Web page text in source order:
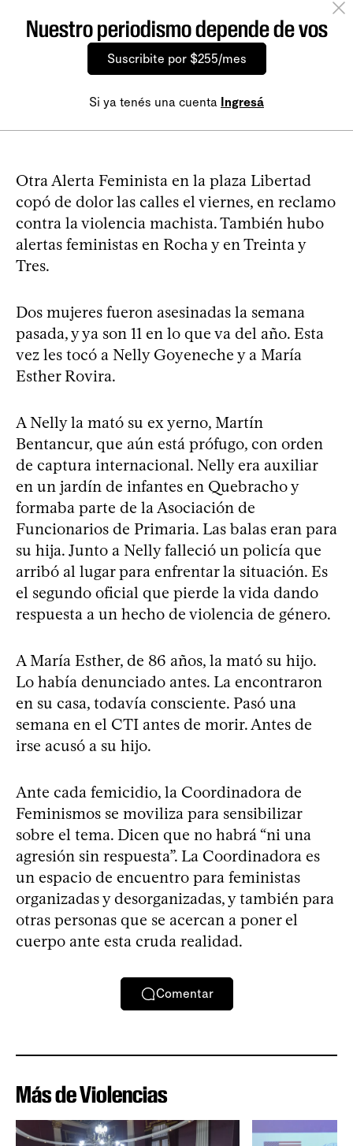
Nuestro periodismo depende de vos
Suscribite por $255/mes
Si ya tenés una cuenta Ingresá
Otra Alerta Feminista en la plaza Libertad
copó de dolor las calles el viernes, en reclamo
contra la violencia machista. También hubo
alertas feministas en Rocha y en Treinta y
Tres.
Dos mujeres fueron asesinadas la semana
pasada, y ya son 11 en lo que va del año. Esta
vez les tocó a Nelly Goyeneche y a María
Esther Rovira.
A Nelly la mató su ex yerno, Martín
Bentancur, que aún está prófugo, con orden
de captura internacional. Nelly era auxiliar
en un jardín de infantes en Quebracho y
formaba parte de la Asociación de
Funcionarios de Primaria. Las balas eran para
su hija. Junto a Nelly falleció un policía que
arribó al lugar para enfrentar la situación. Es
el segundo oficial que pierde la vida dando
respuesta a un hecho de violencia de género.
A María Esther, de 86 años, la mató su hijo.
Lo había denunciado antes. La encontraron
en su casa, todavía consciente. Pasó una
semana en el CTI antes de morir. Antes de
irse acusó a su hijo.
Ante cada femicidio, la Coordinadora de
Feminismos se moviliza para sensibilizar
sobre el tema. Dicen que no habrá “ni una
agresión sin respuesta”. La Coordinadora es
un espacio de encuentro para feministas
organizadas y desorganizadas, y también para
otras personas que se acercan a poner el
cuerpo ante esta cruda realidad.
Comentar
Más de Violencias